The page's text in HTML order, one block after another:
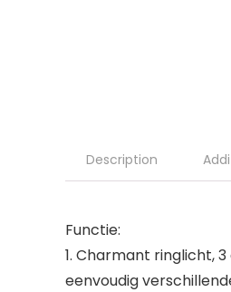
Description
Functie:
1. Charmant ringlicht,
eenvoudig